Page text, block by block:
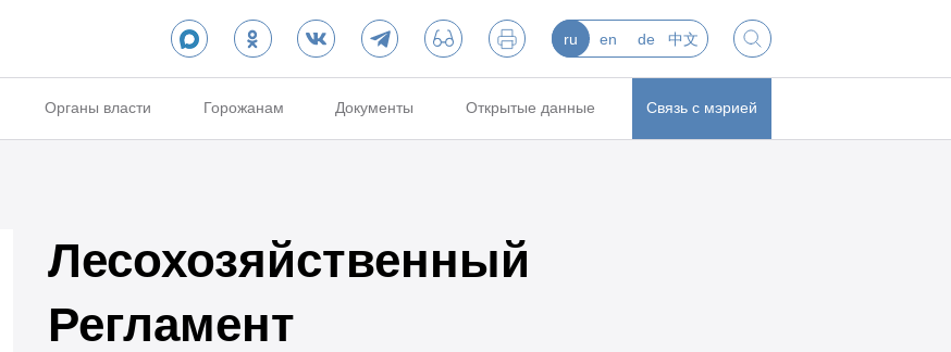
ru en de 中文
Органы власти Горожанам Документы Открытые данные Связь с мэрией
Лесохозяйственный
Регламент